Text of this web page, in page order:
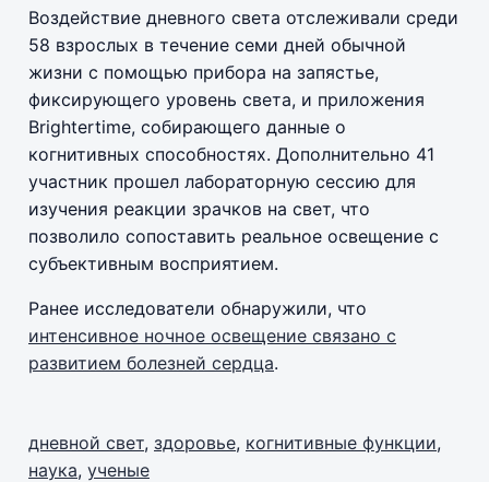
Воздействие дневного света отслеживали среди
58 взрослых в течение семи дней обычной
жизни с помощью прибора на запястье,
фиксирующего уровень света, и приложения
Brightertime, собирающего данные о
когнитивных способностях. Дополнительно 41
участник прошел лабораторную сессию для
изучения реакции зрачков на свет, что
позволило сопоставить реальное освещение с
субъективным восприятием.
Ранее исследователи обнаружили, что
интенсивное ночное освещение связано с
развитием болезней сердца.
дневной свет, здоровье, когнитивные функции,
наука, ученые